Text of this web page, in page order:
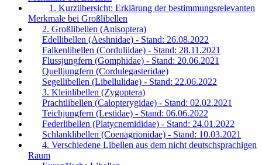
1. Kurzübersicht: Erklärung der bestimmungsrelevanten
Merkmale bei Großlibellen
2. Großlibellen (Anisoptera)
Edellibellen (Aeshnidae) - Stand: 26.08.2022
Falkenlibellen (Corduliidae) - Stand: 28.11.2021
Flussjungfern (Gomphidae) - Stand: 20.06.2021
Quelljungfern (Cordulegasteridae)
Segellibellen (Libellulidae) - Stand: 22.06.2022
3. Kleinlibellen (Zygoptera)
Prachtlibellen (Calopterygidae) - Stand: 02.02.2021
Teichjungfern (Lestidae) - Stand: 06.06.2022
Federlibellen (Platycnemididae) - Stand: 24.01.2022
Schlanklibellen (Coenagrionidae) - Stand: 10.03.2021
4. Verschiedene Libellen aus dem nicht deutschsprachigen
Raum